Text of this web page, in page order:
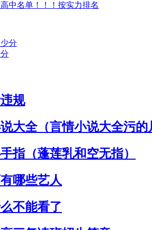
中名单！！！按实力排名
规
大全（言情小说大全污的
指（蓬莲乳和空无指）
哪些艺人
不能看了